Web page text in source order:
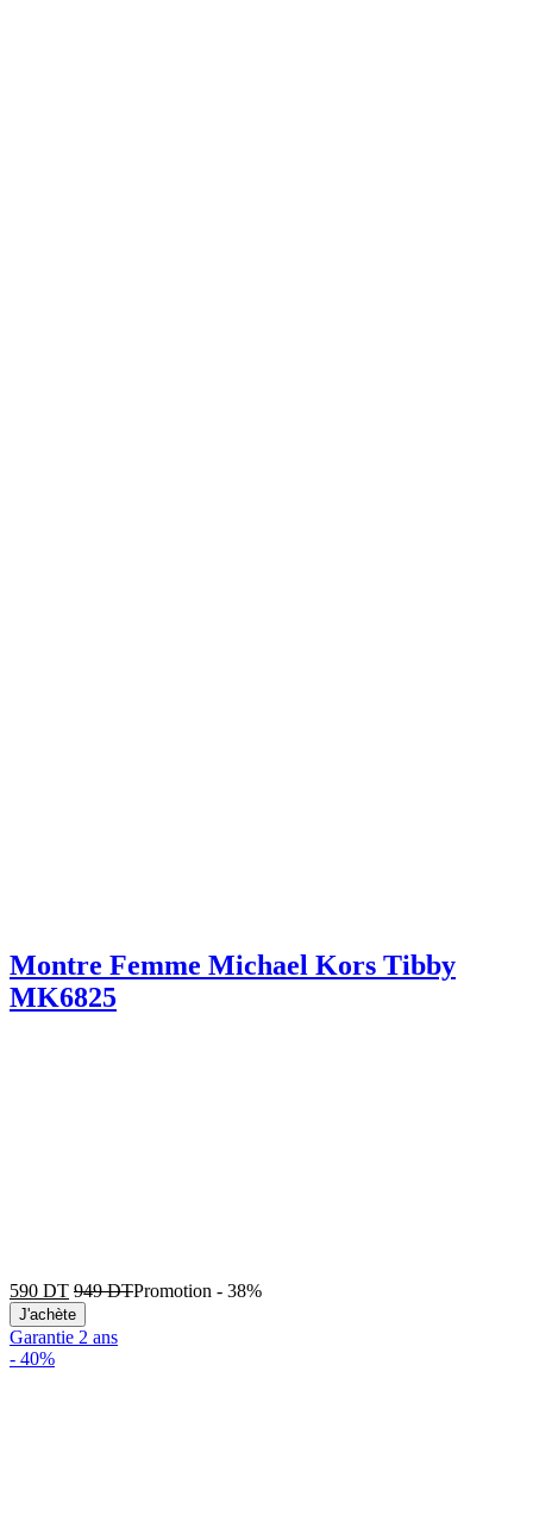
Montre Femme Michael Kors Tibby
MK6825
590 DT 949DTPromotion - 38%
J'achète
Garantie 2 ans
- 40%